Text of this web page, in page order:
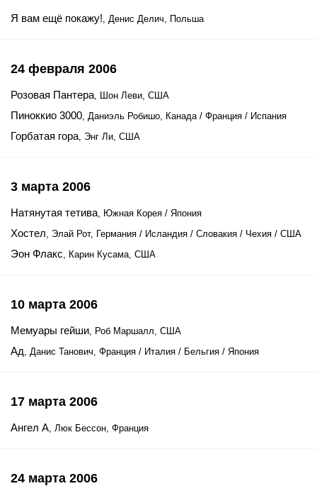
Я вам ещё покажу!, Денис Делич, Польша
24 февраля 2006
Розовая Пантера, Шон Леви, США
Пиноккио 3000, Даниэль Робишо, Канада / Франция / Испания
Горбатая гора, Энг Ли, США
3 марта 2006
Натянутая тетива, Южная Корея / Япония
Хостел, Элай Рот, Германия / Исландия / Словакия / Чехия / США
Эон Флакс, Карин Кусама, США
10 марта 2006
Мемуары гейши, Роб Маршалл, США
Ад, Данис Танович, Франция / Италия / Бельгия / Япония
17 марта 2006
Ангел А, Люк Бессон, Франция
24 марта 2006